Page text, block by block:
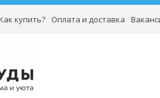
купить? Оплата и доставка